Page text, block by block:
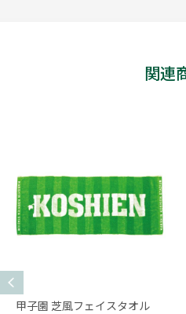
関連
甲子園 芝風フェイスタオル